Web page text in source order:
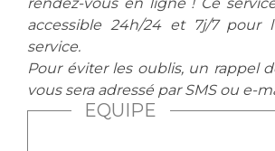
Culture à l'hôpital
Laïcité et cultes
Les associations
Livret d'accueil
Stages paramédicaux
Chercheurs
La recherche clinique à l'AP-HM
accessible 24h/24 et 7j/7 pour
service.
Pour éviter les oublis, un rappel
vous sera adressé par SMS ou e-
EQUIPE